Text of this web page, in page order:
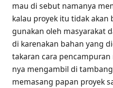
mau di sebut namanya
kalau proyek itu tidak akan
gunakan oleh masyarakat
di karenakan bahan yang
takaran cara
nya mengambil di
memasang papan proyek